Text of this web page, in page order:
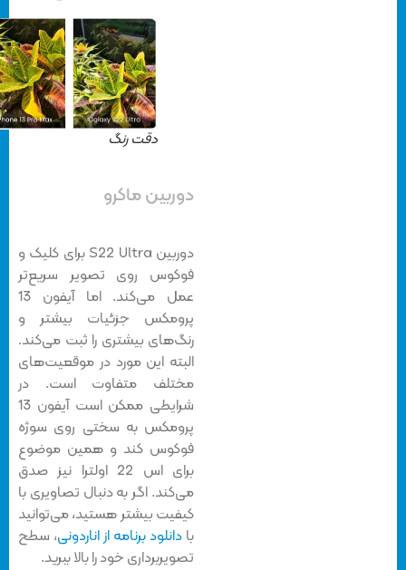
دقت رنگ
دوربین ماکرو
دوربین S22 Ultra برای کلیک و
فوکوس روی تصویر سریع‌تر
عمل می‌کند. اما آیفون 13
پرومکس جزئیات بیشتر و
رنگ‌های بیشتری را ثبت می‌کند.
البته این مورد در موقعیت‌های
مختلف متفاوت است. در
شرایطی ممکن است آیفون 13
پرومکس به سختی روی سوژه
فوکوس کند و همین موضوع
برای اس 22 اولترا نیز صدق
می‌کند. اگر به دنبال تصاویری با
کیفیت بیشتر هستید، می‌توانید
دانلود برنامه از اناردونی، سطح
تصویربرداری خود را بالا ببرید.